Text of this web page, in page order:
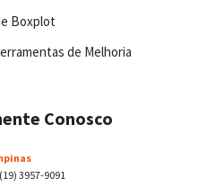
Boxplot
de Melhoria
Conosco
(19) 3957-9091